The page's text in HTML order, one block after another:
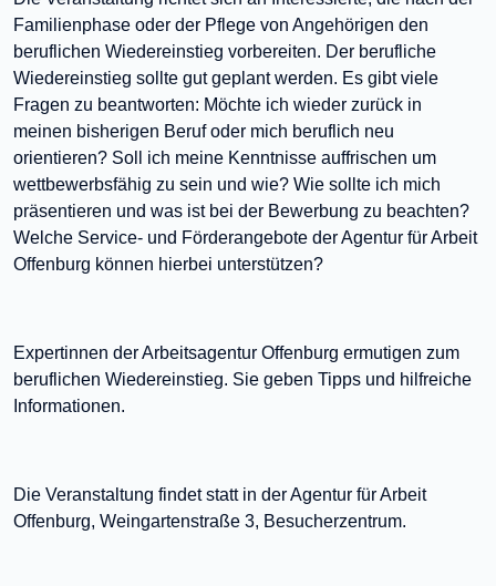
Familienphase oder der Pflege von Angehörigen den
beruflichen Wiedereinstieg vorbereiten. Der berufliche
Wiedereinstieg sollte gut geplant werden. Es gibt viele
Fragen zu beantworten: Möchte ich wieder zurück in
meinen bisherigen Beruf oder mich beruflich neu
orientieren? Soll ich meine Kenntnisse auffrischen um
wettbewerbsfähig zu sein und wie? Wie sollte ich mich
präsentieren und was ist bei der Bewerbung zu beachten?
Welche Service- und Förderangebote der Agentur für Arbeit
Offenburg können hierbei unterstützen?
Expertinnen der Arbeitsagentur Offenburg ermutigen zum
beruflichen Wiedereinstieg. Sie geben Tipps und hilfreiche
Informationen.
Die Veranstaltung findet statt in der Agentur für Arbeit
Offenburg, Weingartenstraße 3, Besucherzentrum.